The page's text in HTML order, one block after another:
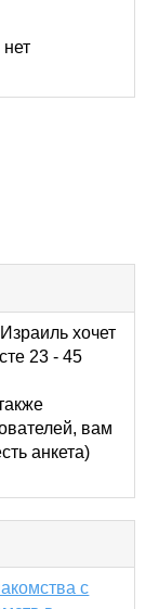
нет
хочет
23 - 45
вам
анкета)
с